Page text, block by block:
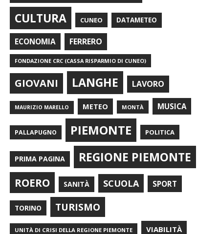
CULTURA CUNEO DATAMETEO
ECONOMIA FERRERO
FONDAZIONE CRC (CASSA RISPARMIO DI CUNEO)
GIOVANI LANGHE LAVORO
MAURIZIO MARELLO METEO MONTÀ MUSICA
PALLAPUGNO PIEMONTE POLITICA
PRIMA PAGINA REGIONE PIEMONTE
ROERO SANITÀ SCUOLA SPORT
TORINO TURISMO
UNITÀ DI CRISI DELLA REGIONE PIEMONTE VIABILITÀ